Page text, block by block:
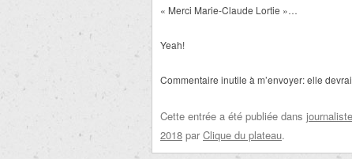
« Merci Marie-Claude Lortie »…
Yeah!
Commentaire inutile à m’envoyer: elle
Cette entrée a été publiée dans journaliste
2018 par Clique du plateau.